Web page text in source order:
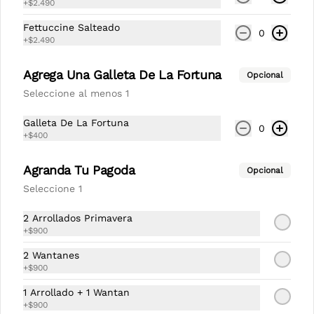
Galleta de la fortuna
Galleta de la fortuna china
Conócenos
Despacho
+$2.490
Fettuccine Salteado
+$2.490
0
Agrega Una Galleta De La Fortuna Opcional
Seleccione al menos 1
Galleta De La Fortuna
+$400
0
Agranda Tu Pagoda Opcional
Seleccione 1
2 Arrollados Primavera
+$900
2 Wantanes
+$900
1 Arrollado + 1 Wantan
+$900